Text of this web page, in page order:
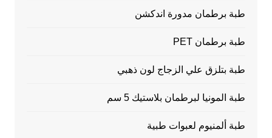
طبة برطمان مدورة اندكشن
طبة برطمان PET
طبة بتلزق علي الزجاج لون ذهبي
طبة المونيا لبرطمان بلاستيك 5 سم
طبة ألمنيوم لعبوات طبية